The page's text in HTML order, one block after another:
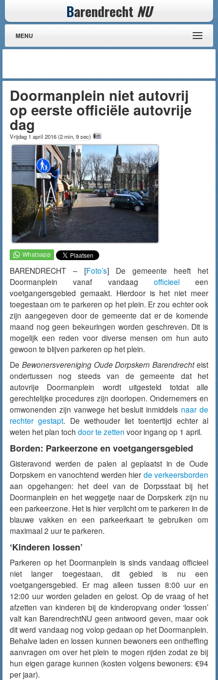
Barendrecht NU
MENU
Doormanplein niet autovrij
op eerste officiële autovrije
dag
Vrijdag 1 april 2016(2 min, 9 sec)
BARENDRECHT – [Foto’s] De gemeente heeft het
Doormanplein vanaf vandaag officieeleen
voetgangersgebied gemaakt. Hierdoor is het niet meer
toegestaan om te parkeren op het plein. Er zou echter ook
zijn aangegeven door de gemeente dat er de komende
maand nog geen bekeuringen worden geschreven. Dit is
mogelijk een reden voor diverse mensen om hun auto
gewoon te blijven parkeren op het plein.
De Bewonersvereniging Oude Dorpskern Barendrechteist
ondertussen nog steeds van de gemeente dat het
autovrije Doormanplein wordt uitgesteld totdat alle
gerechtelijke procedures zijn doorlopen. Ondernemers en
omwonenden zijn vanwege het besluit inmiddels naar de
rechter gestapt. De wethouder liet toentertijd echter al
weten het plan toch door te zetten voor ingang op 1 april.
Borden: Parkeerzone en voetgangersgebied
Gisteravond werden de palen al geplaatst in de Oude
Dorpskern en vanochtend werden hier de verkeersborden
aan opgehangen: het deel van de Dorpsstaat bij het
Doormanplein en het weggetje naar de Dorpskerk zijn nu
een parkeerzone. Het is hier verplicht om te parkeren in de
blauwe vakken en een parkeerkaart te gebruiken om
maximaal 2 uur te parkeren.
‘Kinderen lossen’
Parkeren op het Doormanplein is sinds vandaag officieel
niet langer toegestaan, dit gebied is nu een
voetgangersgebied. Er mag alleen tussen 8:00 uur en
12:00 uur worden geladen en gelost. Op de vraag of het
afzetten van kinderen bij de kinderopvang onder ‘lossen’
valt kan BarendrechtNU geen antwoord geven, maar ook
dit werd vandaag nog volop gedaan op het Doormanplein.
Behalve laden en lossen kunnen bewoners een ontheffing
aanvragen om over het plein te mogen rijden zodat ze bij
hun eigen garage kunnen (kosten volgens bewoners: €94
per jaar).